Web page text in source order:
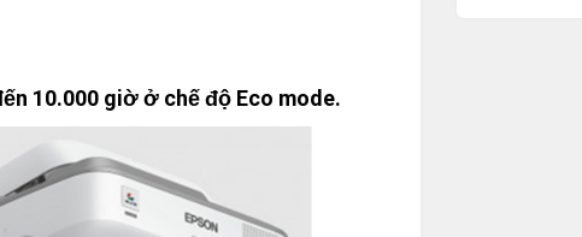
10.000 giờ ở chế độ Eco mode.